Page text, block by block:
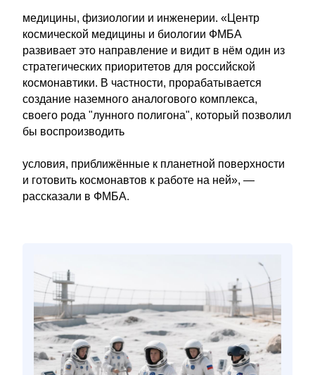
медицины, физиологии и инженерии. «Центр
космической медицины и биологии ФМБА
развивает это направление и видит в нём один из
стратегических приоритетов для российской
космонавтики. В частности, прорабатывается
создание наземного аналогового комплекса,
своего рода "лунного полигона", который позволил
бы воспроизводить
условия, приближённые к планетной поверхности
и готовить космонавтов к работе на ней», —
рассказали в ФМБА.